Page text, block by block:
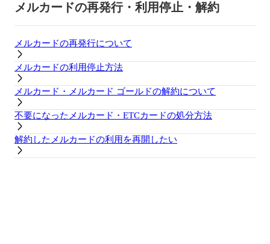
メルカードの再発行・利用停止・解約
メルカードの再発行について
メルカードの利用停止方法
メルカード・メルカード ゴールドの解約について
不要になったメルカード・ETCカードの処分方法
解約したメルカードの利用を再開したい